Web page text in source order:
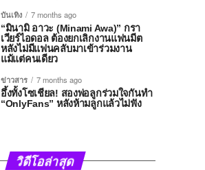
บันเทิง
7 months ago
“มินามิ อาวะ (Minami Awa)” กรา
เวียร์ไอดอล ต้องยกเลิกงานแฟนมีต
หลังไม่มีแฟนคลับมาเข้าร่วมงาน
แม้แต่คนเดียว
ข่าวสาร
7 months ago
อึ้งทั้งโซเชียล! สองพ่อลูกร่วมใจกันทำ
“OnlyFans” หลังห้ามลูกแล้วไม่ฟัง
วิดีโอล่าสุด